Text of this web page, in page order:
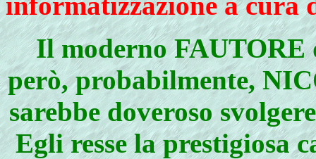
Il moderno FAUTORE
però, probabilmente,
sarebbe doveroso
Egli resse la